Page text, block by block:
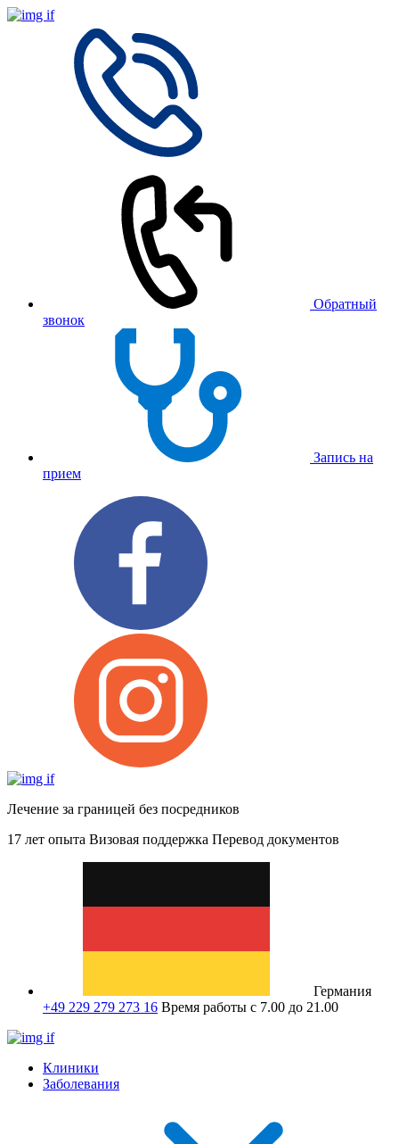
Обратный
звонок
Запись на
прием
Лечение за границей без посредников
17 лет опыта Визовая поддержка Перевод документов
Германия
+49 229 279 273 16 Время работы с 7.00 до 21.00
Клиники
Заболевания